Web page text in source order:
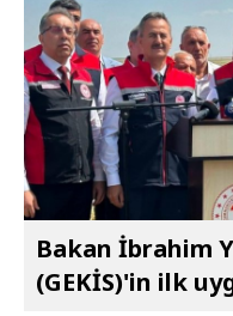
Bakan İbrahim
(GEKİS)'in ilk